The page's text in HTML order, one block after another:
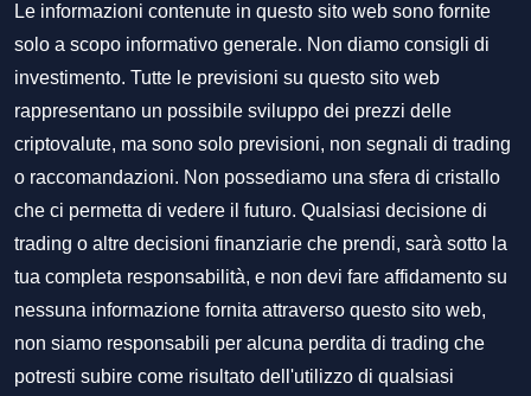
Le informazioni contenute in questo sito web sono fornite
solo a scopo informativo generale. Non diamo consigli di
investimento. Tutte le previsioni su questo sito web
rappresentano un possibile sviluppo dei prezzi delle
criptovalute, ma sono solo previsioni, non segnali di trading
o raccomandazioni. Non possediamo una sfera di cristallo
che ci permetta di vedere il futuro. Qualsiasi decisione di
trading o altre decisioni finanziarie che prendi, sarà sotto la
tua completa responsabilità, e non devi fare affidamento su
nessuna informazione fornita attraverso questo sito web,
non siamo responsabili per alcuna perdita di trading che
potresti subire come risultato dell'utilizzo di qualsiasi